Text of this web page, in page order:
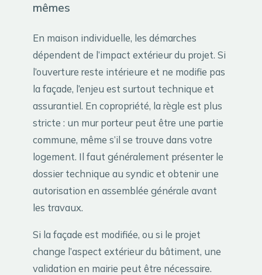
mêmes
En maison individuelle, les démarches
dépendent de l’impact extérieur du projet. Si
l’ouverture reste intérieure et ne modifie pas
la façade, l’enjeu est surtout technique et
assurantiel. En copropriété, la règle est plus
stricte : un mur porteur peut être une partie
commune, même s’il se trouve dans votre
logement. Il faut généralement présenter le
dossier technique au syndic et obtenir une
autorisation en assemblée générale avant
les travaux.
Si la façade est modifiée, ou si le projet
change l’aspect extérieur du bâtiment, une
validation en mairie peut être nécessaire.